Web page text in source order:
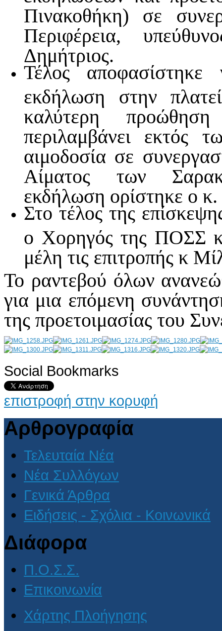
Πινακοθήκη) σε
Περιφέρεια,
Δημήτριος.
Τέλος αποφασίστηκε
εκδήλωση στην
καλύτερη
περιλαμβάνει εκτός
αιμοδοσία σε
Αίματος των
εκδήλωση ορίστηκε ο
Στο τέλος της
ο Χορηγός της ΠΟΣΣ
μέλη τις επιτροπής κ
Το ραντεβού όλων
για μια επόμενη
της προετοιμασίας του
AdmirorGallery 4.5.0, author/s Vasiljevski& Kekeljevic
Social Bookmarks
επιστροφή στην κορυφή
Αρθρογραφία
Τελευταία Νέα
Νέα Συλλόγων
Γενικά Άρθρα
Ειδήσεις - Σχόλια - Κοινωνικά
Διάφορα
Π.Ο.Σ.Σ.
Επικοινωνία
Χάρτης Πλοήγησης